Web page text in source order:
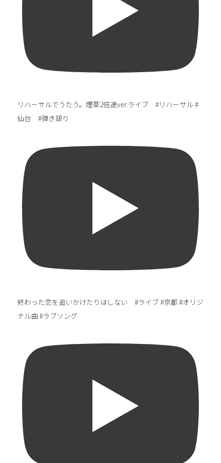
リハーサルでうたう。煙草2倍速ver.ライブ #リハーサル #
仙台 #弾き語り
終わった恋を追いかけたりはしない #ライブ #京都 #オリジ
ナル曲 #ラブソング